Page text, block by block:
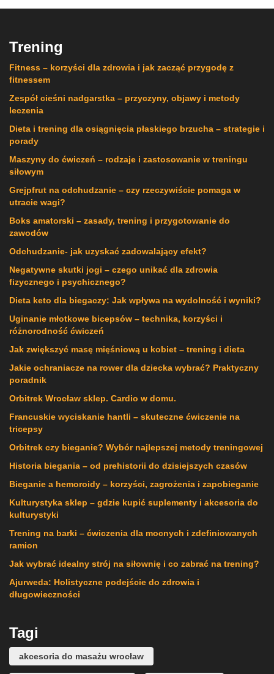
Trening
Fitness – korzyści dla zdrowia i jak zacząć przygodę z
fitnessem
Zespół cieśni nadgarstka – przyczyny, objawy i metody
leczenia
Dieta i trening dla osiągnięcia płaskiego brzucha – strategie i
porady
Maszyny do ćwiczeń – rodzaje i zastosowanie w treningu
siłowym
Grejpfrut na odchudzanie – czy rzeczywiście pomaga w
utracie wagi?
Boks amatorski – zasady, trening i przygotowanie do
zawodów
Odchudzanie- jak uzyskać zadowalający efekt?
Negatywne skutki jogi – czego unikać dla zdrowia
fizycznego i psychicznego?
Dieta keto dla biegaczy: Jak wpływa na wydolność i wyniki?
Uginanie młotkowe bicepsów – technika, korzyści i
różnorodność ćwiczeń
Jak zwiększyć masę mięśniową u kobiet – trening i dieta
Jakie ochraniacze na rower dla dziecka wybrać? Praktyczny
poradnik
Orbitrek Wrocław sklep. Cardio w domu.
Francuskie wyciskanie hantli – skuteczne ćwiczenie na
tricepsy
Orbitrek czy bieganie? Wybór najlepszej metody treningowej
Historia biegania – od prehistorii do dzisiejszych czasów
Bieganie a hemoroidy – korzyści, zagrożenia i zapobieganie
Kulturystyka sklep – gdzie kupić suplementy i akcesoria do
kulturystyki
Trening na barki – ćwiczenia dla mocnych i zdefiniowanych
ramion
Jak wybrać idealny strój na siłownię i co zabrać na trening?
Ajurweda: Holistyczne podejście do zdrowia i
długowieczności
Tagi
akcesoria do masażu wrocław